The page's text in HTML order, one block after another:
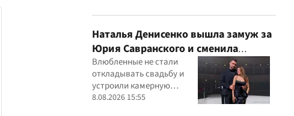
Наталья Денисенко вышла замуж за
Юрия Савранского и сменила
фамилию: первое фото
молодоженов
Влюбленные не стали
откладывать свадьбу и
устроили камерную
церемонию для
8.08.2026 15:55